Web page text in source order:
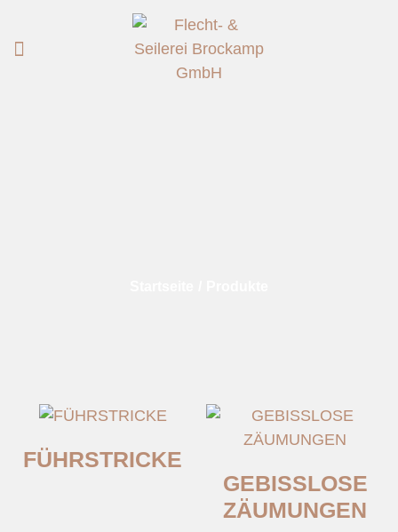
FÜHRSTRICKE
GEBISSLOSE
ZÄUMUNGEN